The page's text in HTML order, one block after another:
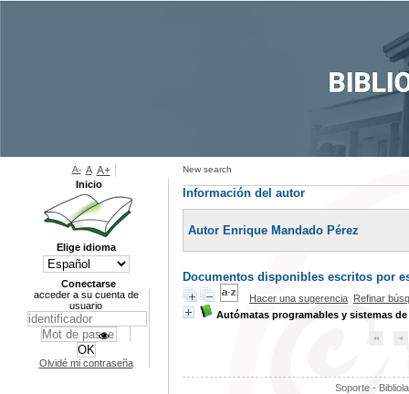
New search
Información del autor
Autor Enrique Mandado Pérez
Documentos disponibles escritos por
Hacer una sugerencia Refinar
Autómatas programables y sistemas
Soporte -
A- A A+
Inicio
Elige idioma
Conectarse
acceder a su cuenta de
usuario
Olvidé mi contraseña